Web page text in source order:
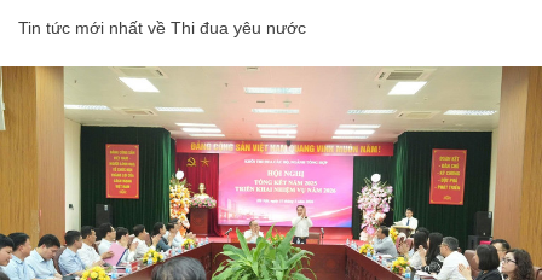
Tin tức mới nhất về Thi đua yêu nước